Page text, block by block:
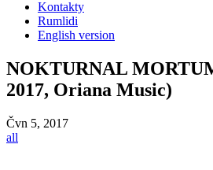
Kontakty
Rumlidi
English version
NOKTURNAL
2017, Oriana Music)
Čvn 5, 2017
all